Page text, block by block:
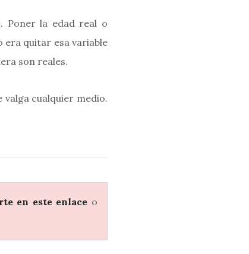
Poner la edad real o
era quitar esa variable
son reales.
cualquier medio.
en este enlace o